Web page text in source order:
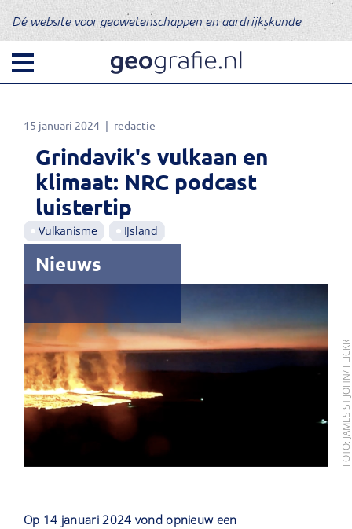
Dé website voor geowetenschappen en aardrijkskunde
15 januari 2024 redactie
Grindavik's vulkaan en
klimaat: NRC podcast
luistertip
Vulkanisme IJsland
Nieuws
FOTO: JAMES ST JOHN/ FLICKR
Op 14 januari 2024 vond opnieuw een